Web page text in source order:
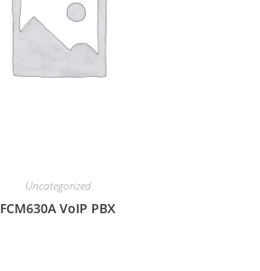
Uncategorized
FCM630A VoIP PBX